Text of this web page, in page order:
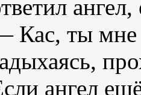
Кас, ты мне
ангел